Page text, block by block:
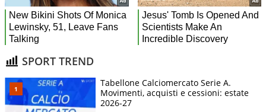
SPORT TREND
Tabellone Calciomercato Serie A.
Movimenti, acquisti e cessioni: estate
2026-27